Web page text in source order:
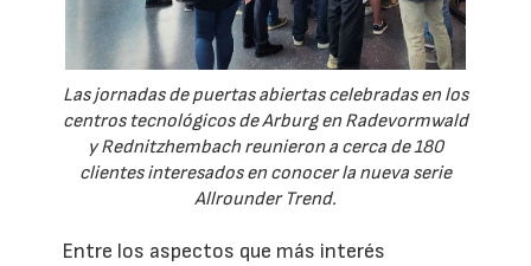
Las jornadas de puertas abiertas celebradas en los
centros tecnológicos de Arburg en Radevormwald
y Rednitzhembach reunieron a cerca de 180
clientes interesados en conocer la nueva serie
Allrounder Trend.
Entre los aspectos que más interés